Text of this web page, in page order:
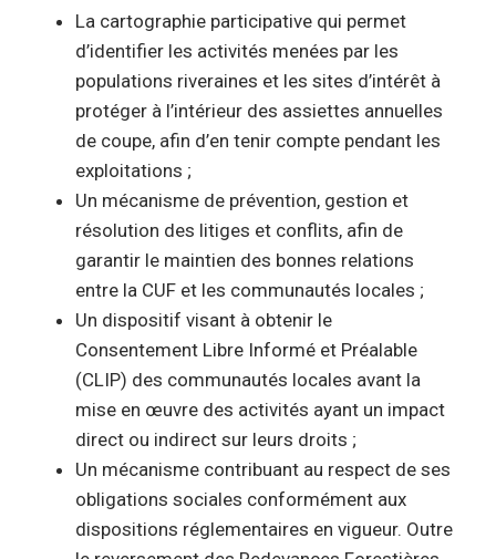
La cartographie participative qui permet
d’identifier les activités menées par les
populations riveraines et les sites d’intérêt à
protéger à l’intérieur des assiettes annuelles
de coupe, afin d’en tenir compte pendant les
exploitations ;
Un mécanisme de prévention, gestion et
résolution des litiges et conflits, afin de
garantir le maintien des bonnes relations
entre la CUF et les communautés locales ;
Un dispositif visant à obtenir le
Consentement Libre Informé et Préalable
(CLIP) des communautés locales avant la
mise en œuvre des activités ayant un impact
direct ou indirect sur leurs droits ;
Un mécanisme contribuant au respect de ses
obligations sociales conformément aux
dispositions réglementaires en vigueur. Outre